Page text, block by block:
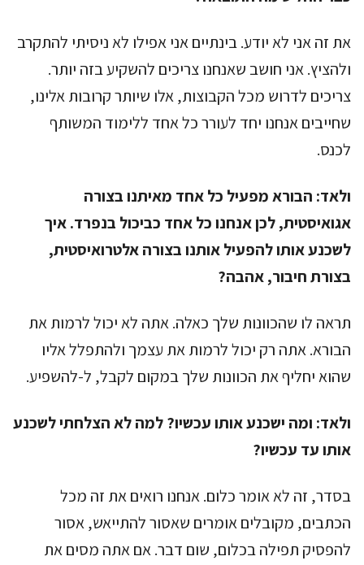
את זה אני לא יודע. בינתיים אני אפילו לא ניסיתי להתקרב
ולהציץ. אני חושב שאנחנו צריכים להשקיע בזה יותר.
צריכים לדרוש מכל הקבוצות, אלו שיותר קרובות אלינו,
שחייבים אנחנו יחד לעורר כל אחד ללימוד המשותף
לכנס.
ולאד: הבורא מפעיל כל אחד מאיתנו בצורה
אגואיסטית, לכן אנחנו כל אחד כביכול בנפרד. איך
לשכנע אותו להפעיל אותנו בצורה אלטרואיסטית,
בצורת חיבור, אהבה?
תראה לו שהכוונות שלך כאלה. אתה לא יכול לרמות את
הבורא. אתה רק יכול לרמות את עצמך ולהתפלל אליו
שהוא יחליף את הכוונות שלך במקום לקבל, ל-להשפיע.
ולאד: ומה ישכנע אותו עכשיו? למה לא הצלחתי לשכנע
אותו עד עכשיו?
בסדר, זה לא אומר כלום. אנחנו רואים את זה מכל
הכתבים, מקובלים אומרים שאסור להתייאש, אסור
להפסיק תפילה בכלום, שום דבר. אם אתה מסים את